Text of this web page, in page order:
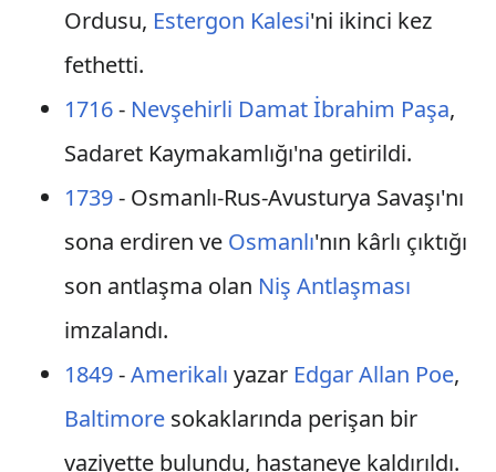
Ordusu, Estergon Kalesi'ni ikinci kez
fethetti.
1716- Nevşehirli Damat İbrahim Paşa,
Sadaret Kaymakamlığı'na getirildi.
1739- Osmanlı-Rus-Avusturya Savaşı'nı
sona erdiren ve Osmanlı'nın kârlı çıktığı
son antlaşma olan Niş Antlaşması
imzalandı.
1849-Amerikalı yazar Edgar Allan Poe,
Baltimoresokaklarında perişan bir
vaziyette bulundu, hastaneye kaldırıldı.